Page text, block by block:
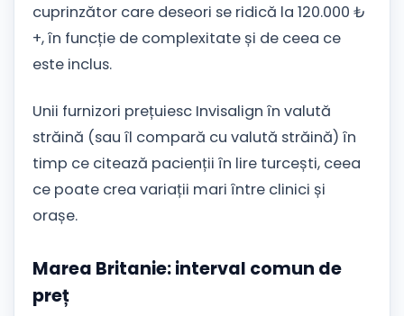
cuprinzător care deseori se ridică la 120.000 ₺
+, în funcție de complexitate și de ceea ce
este inclus.
Unii furnizori prețuiesc Invisalign în valută
străină (sau îl compară cu valută străină) în
timp ce citează pacienții în lire turcești, ceea
ce poate crea variații mari între clinici și
orașe.
Marea Britanie: interval comun de
preț